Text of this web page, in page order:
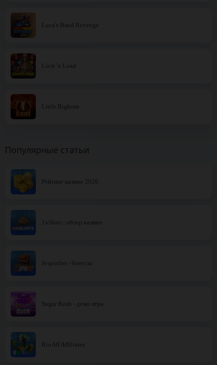
Luca’s Band Revenge
Lock 'n Load
Little Bighorn
Популярные статьи
Рейтинг казино 2026
1xSlots - обзор казино
Jvspinbet - бонусы
Sugar Rush - демо игра
RioAff Affiliates